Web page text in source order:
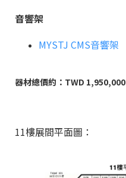
音響架
MYSTJ CMS音響架
器材總價約：TWD 1,950,000
11樓展間平面圖：